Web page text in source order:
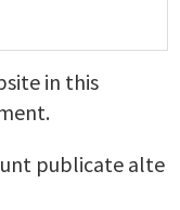
in this
publicate alte